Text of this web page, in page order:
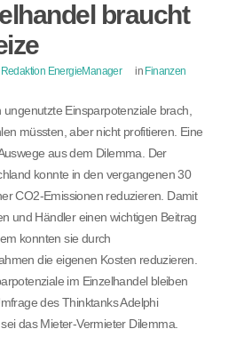
braucht
Redaktion EnergieManager in Finanzen
ungenutzte Einsparpotenziale brach,
müssten, aber nicht profitieren. Eine
aus dem Dilemma. Der
konnte in den vergangenen 30
CO2-Emissionen reduzieren. Damit
und Händler einen wichtigen Beitrag
konnten sie durch
die eigenen Kosten reduzieren.
im Einzelhandel bleiben
des Thinktanks Adelphi
das Mieter-Vermieter Dilemma.